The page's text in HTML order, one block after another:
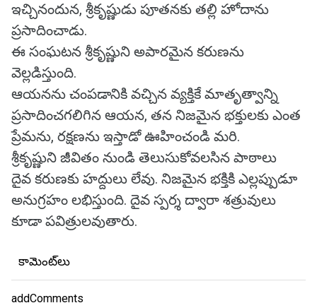
ఇచ్చినందున, శ్రీకృష్ణుడు పూతనకు తల్లి హోదాను
ప్రసాదించాడు.
ఈ సంఘటన శ్రీకృష్ణుని అపారమైన కరుణను
వెల్లడిస్తుంది.
ఆయనను చంపడానికి వచ్చిన వ్యక్తికే మాతృత్వాన్ని
ప్రసాదించగలిగిన ఆయన, తన నిజమైన భక్తులకు ఎంత
ప్రేమను, రక్షణను ఇస్తాడో ఊహించండి మరి.
శ్రీకృష్ణుని జీవితం నుండి తెలుసుకోవలసిన పాఠాలు
దైవ కరుణకు హద్దులు లేవు. నిజమైన భక్తికి ఎల్లప్పుడూ
అనుగ్రహం లభిస్తుంది. దైవ స్పర్శ ద్వారా శత్రువులు
కూడా పవిత్రులవుతారు.
కామెంట్‌లు
addComments